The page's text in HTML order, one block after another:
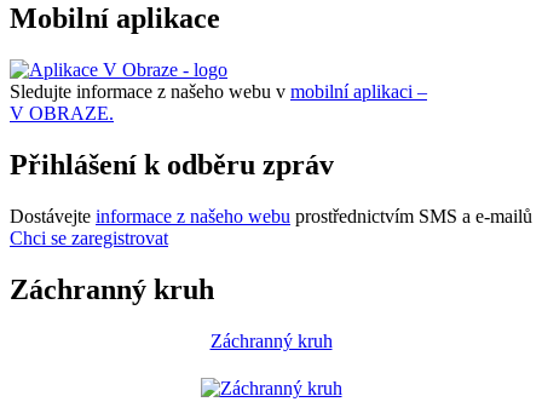
Mobilní aplikace
Sledujte informace z našeho webu v mobilní aplikaci –
V OBRAZE.
Přihlášení k odběru zpráv
Dostávejte informace z našeho webu prostřednictvím SMS a e-mailů
Chci se zaregistrovat
Záchranný kruh
Záchranný kruh